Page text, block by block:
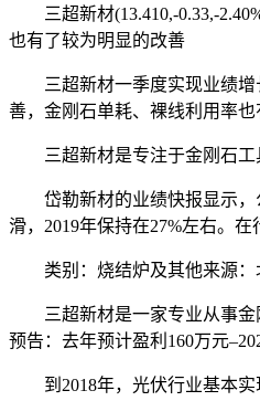
三超新材(13.410,-0.33,-
也有了较为明显的改善
三超新材一季度实现业绩增长
善，金刚石单耗、裸线利用率
三超新材是专注于金刚石工具
岱勒新材的业绩快报显示，公
滑，2019年保持在27%左右。
类别：烧结炉及其他来源：北
三超新材是一家专业从事金刚
预告：去年预计盈利160万元
到2018年，光伏行业基本实